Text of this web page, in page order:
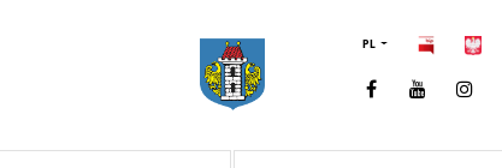
PL
Facebook